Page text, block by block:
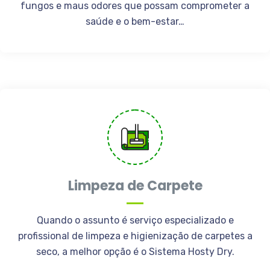
fungos e maus odores que possam comprometer a
saúde e o bem-estar…
Limpeza de Carpete
Quando o assunto é serviço especializado e
profissional de limpeza e higienização de carpetes a
seco, a melhor opção é o Sistema Hosty Dry.